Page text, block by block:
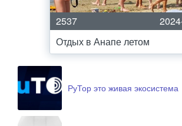
2537
Отдых в Анапе летом
РуТор это живая экосистема